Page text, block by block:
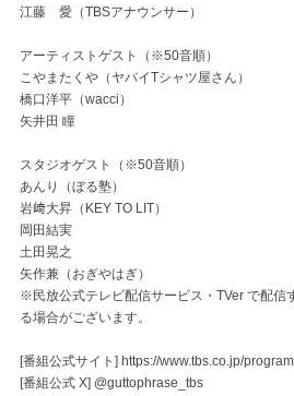
江藤 愛（TBSアナウンサー）
アーティストゲスト（※50音順）
こやまたくや（ヤバイTシャツ屋さん）
橋口洋平（wacci）
矢井田 瞳
スタジオゲスト（※50音順）
あんり（ぼる塾）
岩﨑大昇（KEY TO LIT）
岡田結実
土田晃之
矢作兼（おぎやはぎ）
※民放公式テレビ配信サービス・TVer で配信
る場合がございます。
[番組公式サイト] https://www.tbs.co.jp/
[番組公式 X] @guttophrase_tbs